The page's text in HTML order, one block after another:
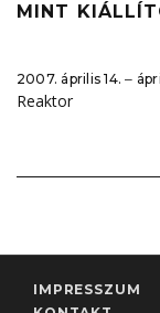
MINT
2007. április 14. ‒
Reaktor
IMPRESSZUM